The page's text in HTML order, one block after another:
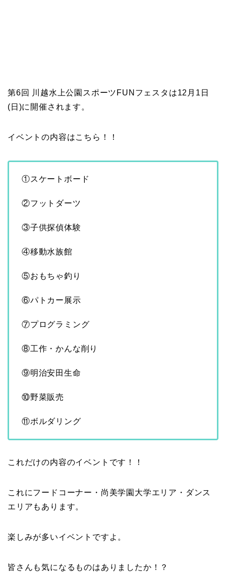
第6回 川越水上公園スポーツFUNフェスタは12月1日
(日)に開催されます。
イベントの内容はこちら！！
①スケートボード
②フットダーツ
③子供探偵体験
④移動水族館
⑤おもちゃ釣り
⑥パトカー展示
⑦プログラミング
⑧工作・かんな削り
⑨明治安田生命
⑩野菜販売
⑪ボルダリング
これだけの内容のイベントです！！
これにフードコーナー・尚美学園大学エリア・ダンス
エリアもあります。
楽しみが多いイベントですよ。
皆さんも気になるものはありましたか！？